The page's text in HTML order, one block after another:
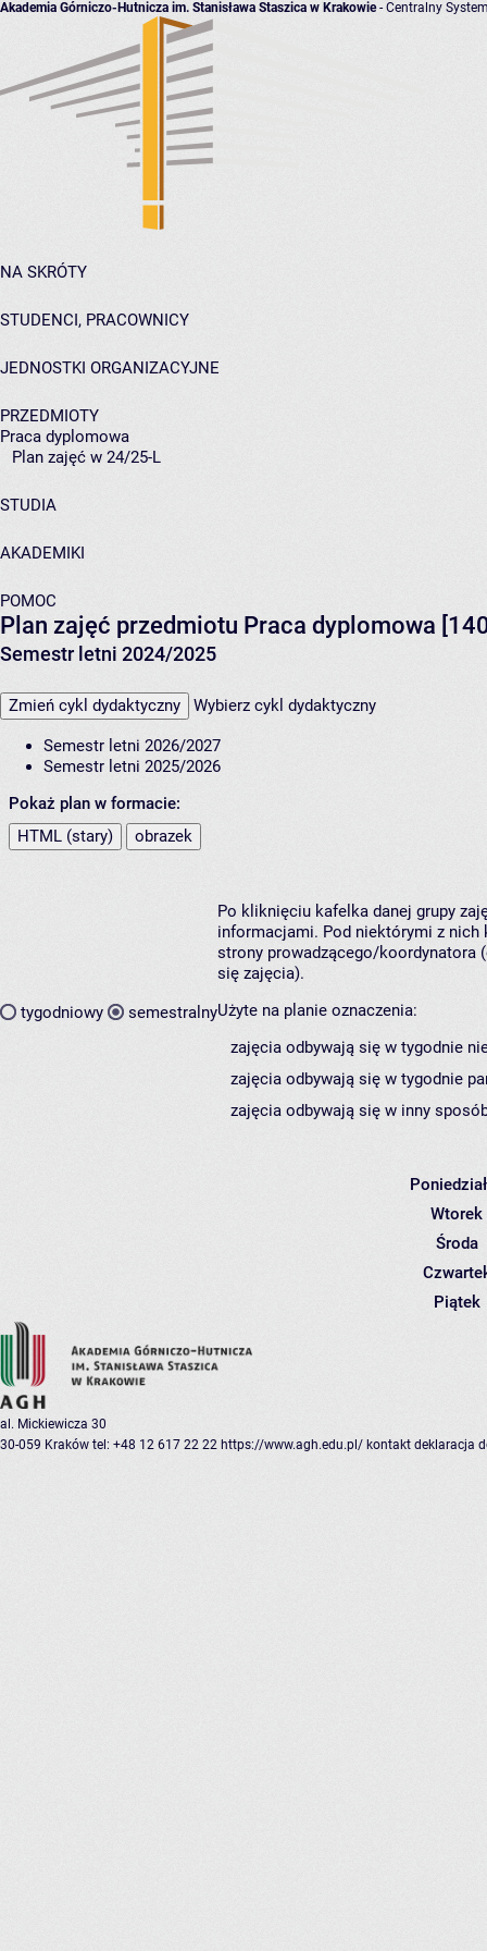
Akademia Górniczo-Hutnicza im. Stanisława Staszica w Krakowie- Centralny
NA SKRÓTY
STUDENCI, PRACOWNICY
JEDNOSTKI ORGANIZACYJNE
PRZEDMIOTY
Praca dyplomowa
Plan zajęć w 24/25-L
STUDIA
AKADEMIKI
POMOC
Plan zajęć przedmiotu Praca dyplomowa
Semestr letni 2024/2025
Zmień cykl dydaktyczny Wybierz cykl dydaktyczny
Semestr letni 2026/2027
Semestr letni 2025/2026
Pokaż plan w formacie:
HTML (stary)
obrazek
tygodniowy semestralny
Po kliknięciu kafelka danej grupy
informacjami. Pod niektórymi z nich
strony prowadzącego/koordynatora
się zajęcia).
Użyte na planie oznaczenia:
zajęcia odbywają się w tygodnie
zajęcia odbywają się w tygodnie
zajęcia odbywają się w inny
Wtorek
Środa
Piątek
al. Mickiewicza 30
30-059 Kraków tel: +48 12 617 22 22 https://www.agh.edu.pl/ kontakt deklaracja